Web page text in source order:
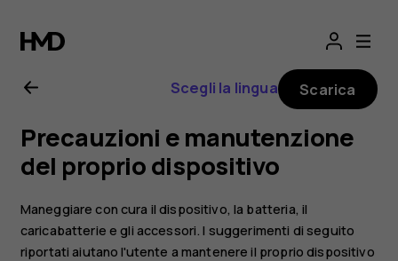
Manuale
d’uso
del
Nokia
8.1
Scegli la lingua Scarica
Precauzioni e manutenzione
del proprio dispositivo
Maneggiare con cura il dispositivo, la batteria, il
caricabatterie e gli accessori. I suggerimenti di seguito
riportati aiutano l'utente a mantenere il proprio dispositivo